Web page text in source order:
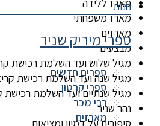
מארז ללידה
מארז משפחתי
מארזים
מבצעים
מגיל שלוש ועד השלמת רכישת
מגיל שנה ועד השלמת רכישת
מגיל שנתיים ועד השלמת רכישת
נהר שניר
חנות
ספרי מיריק שניר
ספרים חדשים
ספרי קרטון
רבי מכר
מארזים